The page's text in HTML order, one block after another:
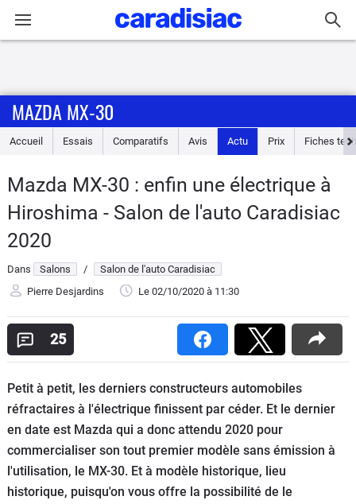
Accueil
Essais
Guide
d'achat
Electriques
Utilitaires
Auto
Services
Forum
MAZDA MX-30
Accueil Essais Comparatifs Avis Actu Prix Fiches
Mazda MX-30 : enfin une électrique à
Hiroshima - Salon de l'auto Caradisiac
2020
Dans Salons /
Salon de l'auto Caradisiac
Pierre Desjardins
Le 02/10/2020 à 11:30
25
Petit à petit, les derniers constructeurs automobiles
réfractaires à l'électrique finissent par céder. Et le dernier
en date est Mazda qui a donc attendu 2020 pour
commercialiser son tout premier modèle sans émission à
l'utilisation, le MX-30. Et à modèle historique, lieu
historique, puisqu'on vous offre la possibilité de le